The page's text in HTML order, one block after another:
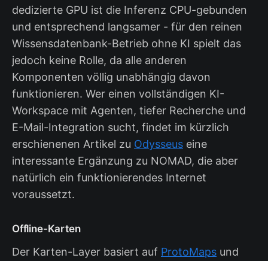
dedizierte GPU ist die Inferenz CPU-gebunden
und entsprechend langsamer - für den reinen
Wissensdatenbank-Betrieb ohne KI spielt das
jedoch keine Rolle, da alle anderen
Komponenten völlig unabhängig davon
funktionieren. Wer einen vollständigen KI-
Workspace mit Agenten, tiefer Recherche und
E-Mail-Integration sucht, findet im kürzlich
erschienenen Artikel zu Odysseus eine
interessante Ergänzung zu NOMAD, die aber
natürlich ein funktionierendes Internet
voraussetzt.
Offline-Karten
Der Karten-Layer basiert auf ProtoMaps und